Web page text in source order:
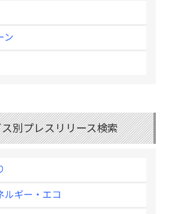
ン
別プレスリリース検索
ルギー・エコ